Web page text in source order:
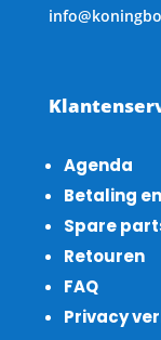
Agenda
Betaling
Spare
Retouren
FAQ
Privacy